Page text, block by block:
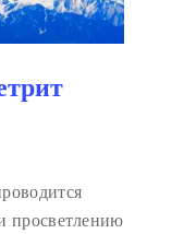
просветлению